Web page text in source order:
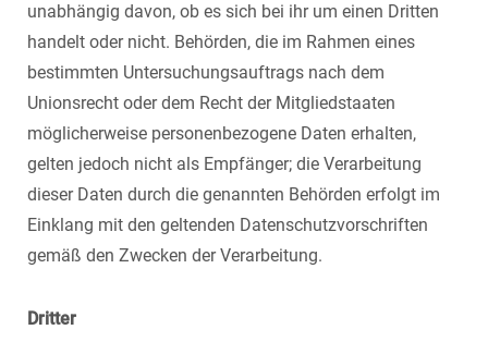
unabhängig davon, ob es sich bei ihr um einen Dritten
handelt oder nicht. Behörden, die im Rahmen eines
bestimmten Untersuchungsauftrags nach dem
Unionsrecht oder dem Recht der Mitgliedstaaten
möglicherweise personenbezogene Daten erhalten,
gelten jedoch nicht als Empfänger; die Verarbeitung
dieser Daten durch die genannten Behörden erfolgt im
Einklang mit den geltenden Datenschutzvorschriften
gemäß den Zwecken der Verarbeitung.
Dritter